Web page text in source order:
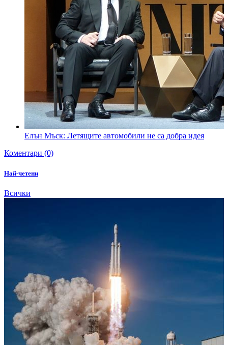
Елън Мъск: Летящите автомобили не са добра идея
Коментари (0)
Най-четени
Всички